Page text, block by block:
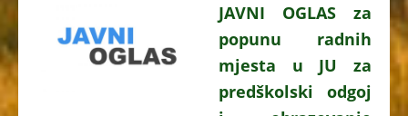
JAVNI OGLAS za
popunu radnih
mjesta u JU za
predškolski odgoj